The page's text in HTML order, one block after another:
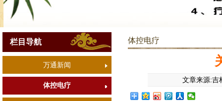
栏目导航
万通新闻
体控电疗
体控电疗
文章来源: